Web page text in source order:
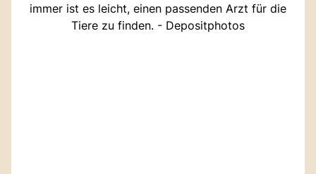
immer ist es leicht, einen passenden Arzt für die
Tiere zu finden. - Depositphotos